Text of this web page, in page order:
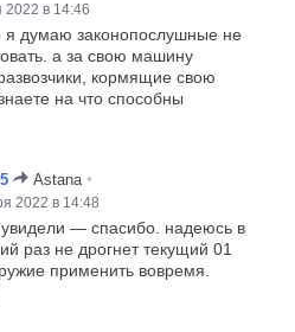
2022 в 14:46
я думаю законопослушные не
а за свою машину
кормящие свою
на что способны
Astana •
2022 в 14:48
— спасибо. надеюсь в
раз не дрогнет текущий 01
применить вовремя.